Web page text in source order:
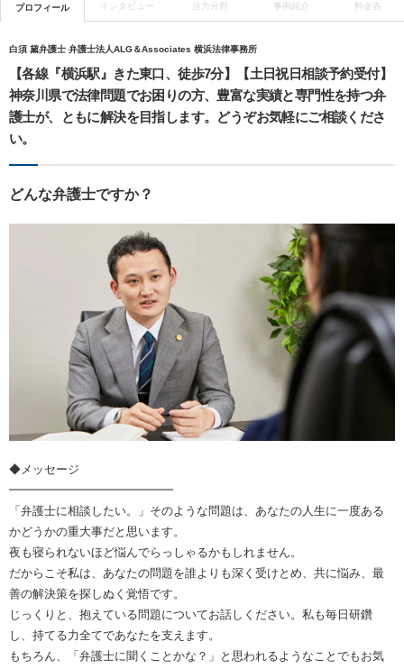
プロフィール インタビュー 注力分野 事例紹介 料金表
白須 黛弁護士 弁護士法人ALG＆Associates 横浜法律事務所
【各線『横浜駅』きた東口、徒歩7分】【土日祝日相談予約受付】
神奈川県で法律問題でお困りの方、豊富な実績と専門性を持つ弁
護士が、ともに解決を目指します。どうぞお気軽にご相談くださ
い。
どんな弁護士ですか？
◆メッセージ
━━━━━━━━━━━━━━
「弁護士に相談したい。」そのような問題は、あなたの人生に一度ある
かどうかの重大事だと思います。
夜も寝られないほど悩んでらっしゃるかもしれません。
だからこそ私は、あなたの問題を誰よりも深く受けとめ、共に悩み、最
善の解決策を探しぬく覚悟です。
じっくりと、抱えている問題についてお話しください。私も毎日研鑽
し、持てる力全てであなたを支えます。
もちろん、「弁護士に聞くことかな？」と思われるようなことでもお気